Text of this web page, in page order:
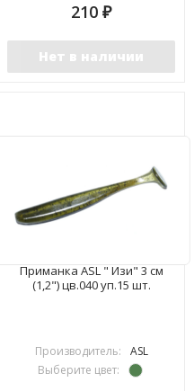
210 ₽
Нет в наличии
Приманка ASL " Изи" 3 см
(1,2") цв.040 уп.15 шт.
Производитель:
ASL
Выберите цвет: